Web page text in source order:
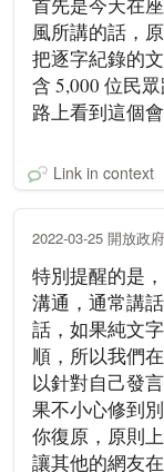
風所講的話，
把逐字紀錄的
含 5,000 位民
路上看到這個
Link in context
2022-03-25 開放政
特別提醒的是
溝通，通常講
話，如果純文
順，所以我們
以針對自己發
果不小心修到
你復原，原則
讓其他的網友